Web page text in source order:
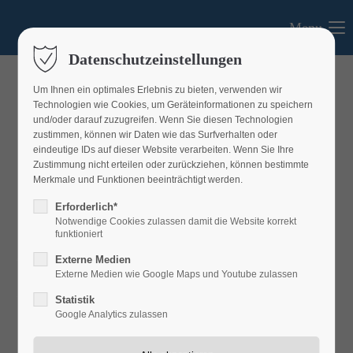
Login
Passwort
Register|Lost your password?
Support
Menu
Aktuelles
Aktuelles aus dem LEADER-Gebiet
Datenschutzeinstellungen
Um Ihnen ein optimales Erlebnis zu bieten, verwenden wir
Technologien wie Cookies, um Geräteinformationen zu speichern
und/oder darauf zuzugreifen. Wenn Sie diesen Technologien
zustimmen, können wir Daten wie das Surfverhalten oder
eindeutige IDs auf dieser Website verarbeiten. Wenn Sie Ihre
Zustimmung nicht erteilen oder zurückziehen, können bestimmte
Merkmale und Funktionen beeinträchtigt werden.
Erforderlich*
Notwendige Cookies zulassen damit die Website korrekt
funktioniert
Externe Medien
Externe Medien wie Google Maps und Youtube zulassen
Statistik
Google Analytics zulassen